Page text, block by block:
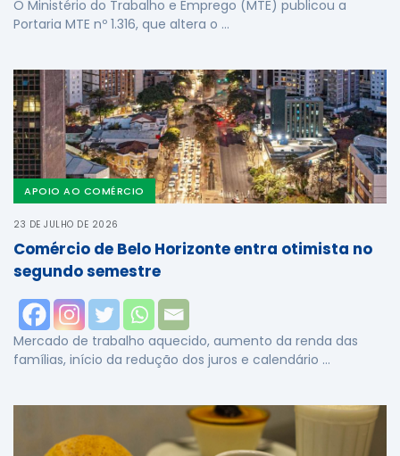
O Ministério do Trabalho e Emprego (MTE) publicou a
Portaria MTE nº 1.316, que altera o …
APOIO AO COMÉRCIO
23 DE JULHO DE 2026
Comércio de Belo Horizonte entra otimista no
segundo semestre
Mercado de trabalho aquecido, aumento da renda das
famílias, início da redução dos juros e calendário …